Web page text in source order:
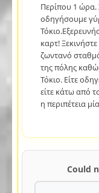
Περίπου 1 ώρα.
οδηγήσουμε
καρτ!
ζωντανό
της πόλης
Τόκιο. Είτε
είτε κάτω από
η περιπέτεια
Could